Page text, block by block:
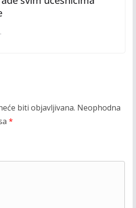
biti objavljivana. Neophodna
*